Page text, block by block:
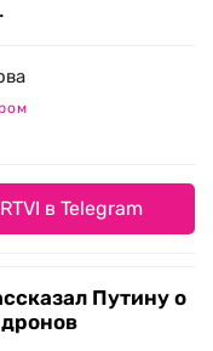
в Telegram
Путину о